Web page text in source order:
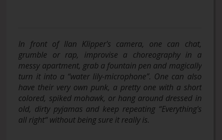
In front of Ilan Klipper's camera, one can chat,
grumble or rap, improvise a choreography in a
messy apartment, grab a fountain pen and magically
turn it into a “water lily-microphone”. One can also
have their very own punk, a pretty one with a short
colored, spiked mohawk, or hang around dressed in
old, dirty pyjamas and keep repeating “Everything's
all right“ without being sure it really is.